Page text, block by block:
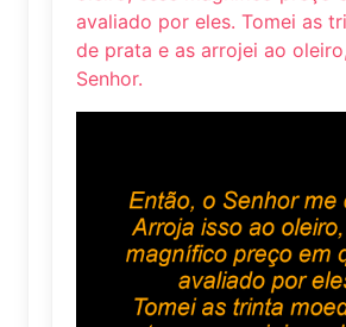
avaliado por eles. Tomei as
de prata e as arrojei ao
Senhor.